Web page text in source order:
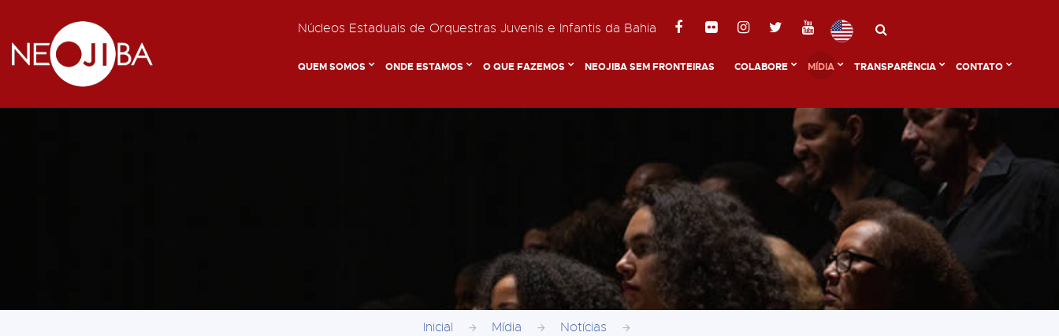
Núcleos Estaduais de Orquestras Juvenis e Infantis da Bahia
QUEM SOMOS ONDE ESTAMOS O QUE FAZEMOS NEOJIBA SEM FRONTEIRAS COLABORE MÍDIA TRANSPARÊNCIA CONTATO
Inicial Mídia Notícias